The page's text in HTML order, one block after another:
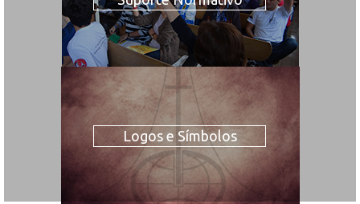
Logos e Símbolos